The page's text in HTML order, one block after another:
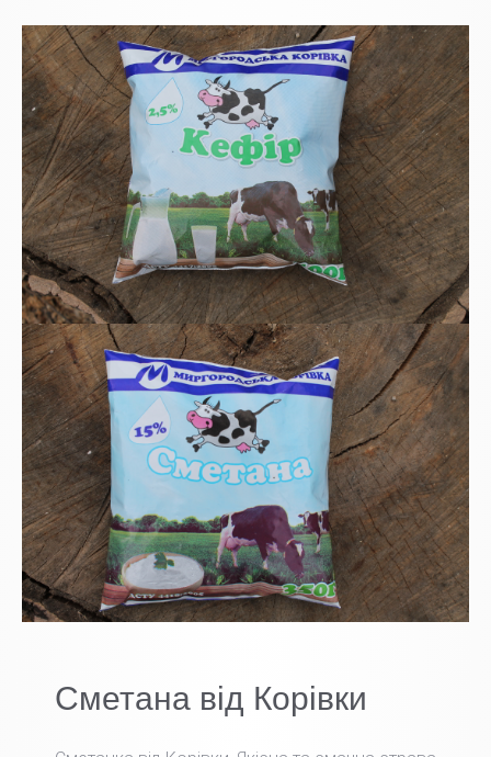
Сметана від Корівки